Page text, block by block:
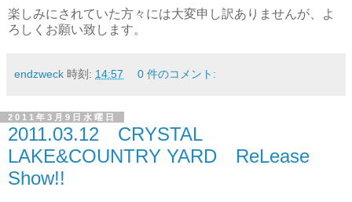
楽しみにされていた方々には大変申し訳ありませんが、よ
ろしくお願い致します。
endzweck 時刻: 14:57 0 件のコメント:
2011年3月9日水曜日
2011.03.12 CRYSTAL
LAKE&COUNTRY YARD ReLease
Show!!